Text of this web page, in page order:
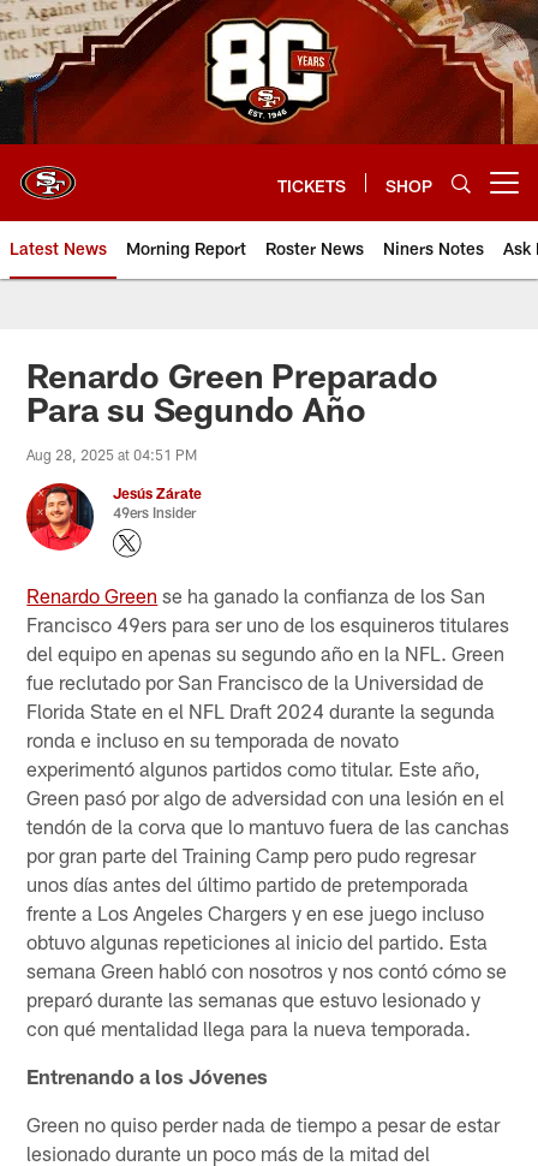
Skip
to
main
content
TICKETS SHOP
Latest News Morning Report Roster News Niners Notes Ask
Renardo Green Preparado
Para su Segundo Año
Aug 28, 2025 at 04:51 PM
Jesús Zárate
49ers Insider
Renardo Green se ha ganado la confianza de los San
Francisco 49ers para ser uno de los esquineros titulares
del equipo en apenas su segundo año en la NFL. Green
fue reclutado por San Francisco de la Universidad de
Florida State en el NFL Draft 2024 durante la segunda
ronda e incluso en su temporada de novato
experimentó algunos partidos como titular. Este año,
Green pasó por algo de adversidad con una lesión en el
tendón de la corva que lo mantuvo fuera de las canchas
por gran parte del Training Camp pero pudo regresar
unos días antes del último partido de pretemporada
frente a Los Angeles Chargers y en ese juego incluso
obtuvo algunas repeticiones al inicio del partido. Esta
semana Green habló con nosotros y nos contó cómo se
preparó durante las semanas que estuvo lesionado y
con qué mentalidad llega para la nueva temporada.
Entrenando a los Jóvenes
Green no quiso perder nada de tiempo a pesar de estar
lesionado durante un poco más de la mitad del